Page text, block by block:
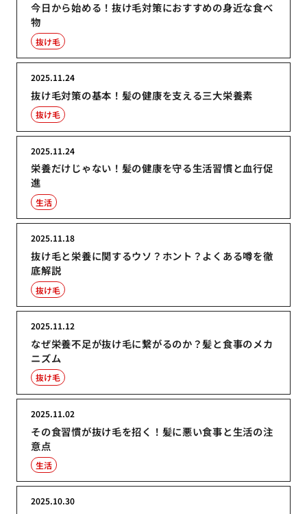
今日から始める！抜け毛対策におすすめの身近な食べ
物
抜け毛
抜け毛対策の基本！髪の健康を支える三大栄養素
2025.11.24
抜け毛
栄養だけじゃない！髪の健康を守る生活習慣と血行促
進
2025.11.24
生活
抜け毛と栄養に関するウソ？ホント？よくある噂を徹
底解説
2025.11.18
抜け毛
なぜ栄養不足が抜け毛に繋がるのか？髪と食事のメカ
ニズム
2025.11.12
抜け毛
その食習慣が抜け毛を招く！髪に悪い食事と生活の注
意点
2025.11.02
生活
2025.10.30